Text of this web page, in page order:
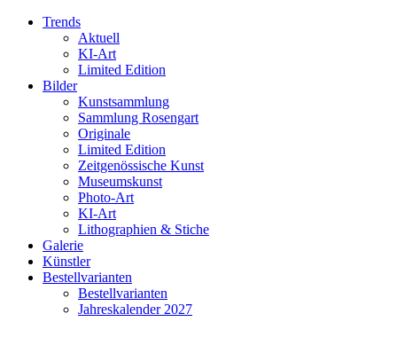
Trends
Aktuell
KI-Art
Limited Edition
Bilder
Kunstsammlung
Sammlung Rosengart
Originale
Limited Edition
Zeitgenössische Kunst
Museumskunst
Photo-Art
KI-Art
Lithographien & Stiche
Galerie
Künstler
Bestellvarianten
Bestellvarianten
Jahreskalender 2027